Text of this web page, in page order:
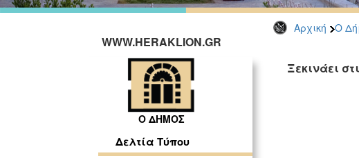
Αρχική Ο
WWW.HERAKLION.GR
Ο ΔΗΜΟΣ
Δελτία Τύπου
Ξεκινάει